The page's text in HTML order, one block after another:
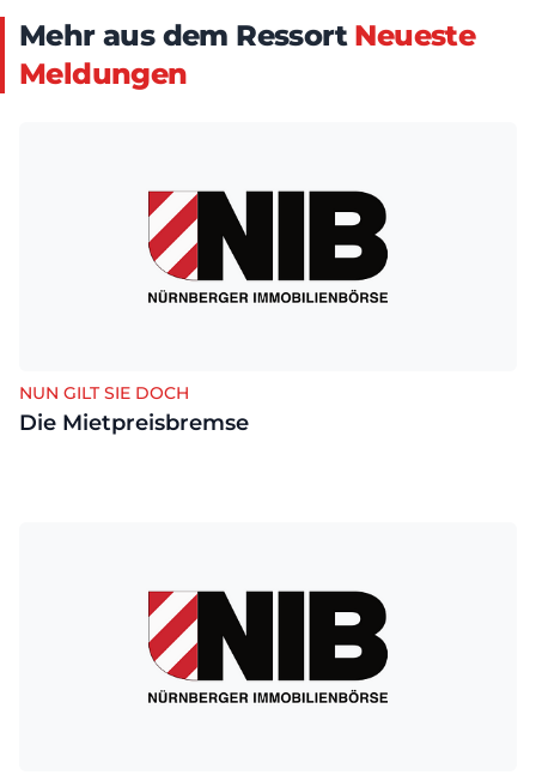
Mehr aus dem Ressort Neueste
Meldungen
NUN GILT SIE DOCH
Die Mietpreisbremse